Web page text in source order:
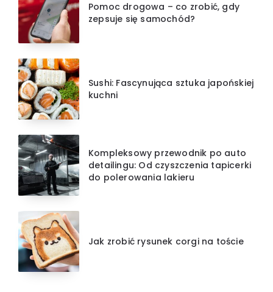
Pomoc drogowa – co zrobić, gdy
zepsuje się samochód?
Sushi: Fascynująca sztuka japońskiej
kuchni
Kompleksowy przewodnik po auto
detailingu: Od czyszczenia tapicerki
do polerowania lakieru
Jak zrobić rysunek corgi na toście